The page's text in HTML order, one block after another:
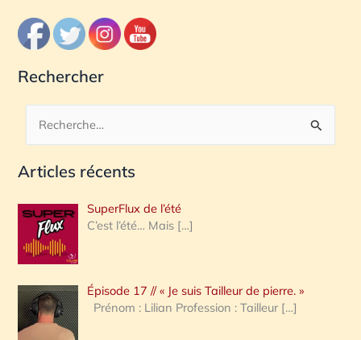
Rechercher
c
e
r
c
h
e
Articles récents
SuperFlux de l’été
C’est l’été… Mais […]
Épisode 17 // « Je suis Tailleur de pierre. »
Prénom : Lilian Profession : Tailleur […]